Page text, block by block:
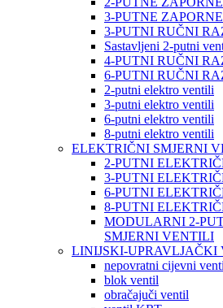
3-PUTNE
3-PUTNI RUČNI
Sastavljeni 2-putni
4-PUTNI RUČNI
6-PUTNI RUČNI
2-putni elektro ventili
3-putni elektro ventili
6-putni elektro ventili
8-putni elektro ventili
ELEKTRIČNI SMJERNI
2-PUTNI
3-PUTNI
6-PUTNI
8-PUTNI
MODULARNI 2-
SMJERNI VENTILI
LINIJSKI-UPRAVLJAČKI
nepovratni cijevni
blok ventil
obračajuči ventil